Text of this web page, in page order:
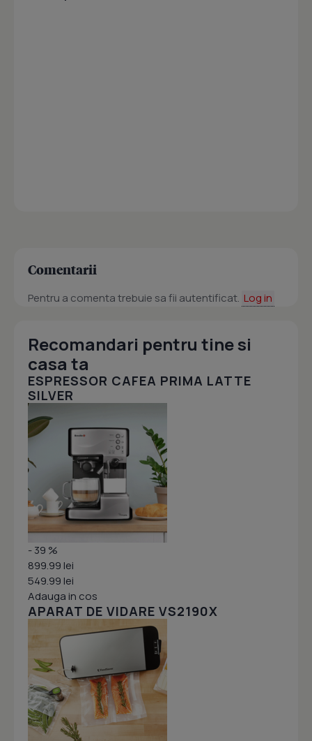
Comentarii
Pentru a comenta trebuie sa fii autentificat. Log in
Recomandari pentru tine si
casa ta
ESPRESSOR CAFEA PRIMA LATTE
SILVER
- 39 %
899.99 lei
549.99 lei
Adauga in cos
APARAT DE VIDARE VS2190X